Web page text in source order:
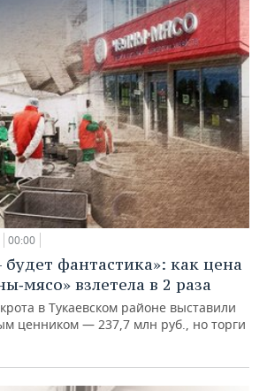
00:00
будет фантастика»: как цена
взлетела в 2 раза
в Тукаевском районе выставили
ценником — 237,7 млн руб., но торги